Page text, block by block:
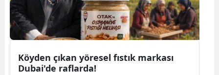
Köyden çıkan yöresel fıstık markası
Dubai'de raflarda!